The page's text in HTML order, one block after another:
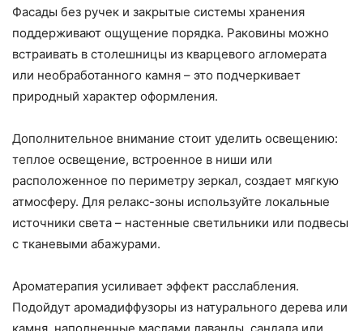
Фасады без ручек и закрытые системы хранения
поддерживают ощущение порядка. Раковины можно
встраивать в столешницы из кварцевого агломерата
или необработанного камня – это подчеркивает
природный характер оформления.
Дополнительное внимание стоит уделить освещению:
теплое освещение, встроенное в ниши или
расположенное по периметру зеркал, создает мягкую
атмосферу. Для релакс-зоны используйте локальные
источники света – настенные светильники или подвесы
с тканевыми абажурами.
Ароматерапия усиливает эффект расслабления.
Подойдут аромадиффузоры из натурального дерева или